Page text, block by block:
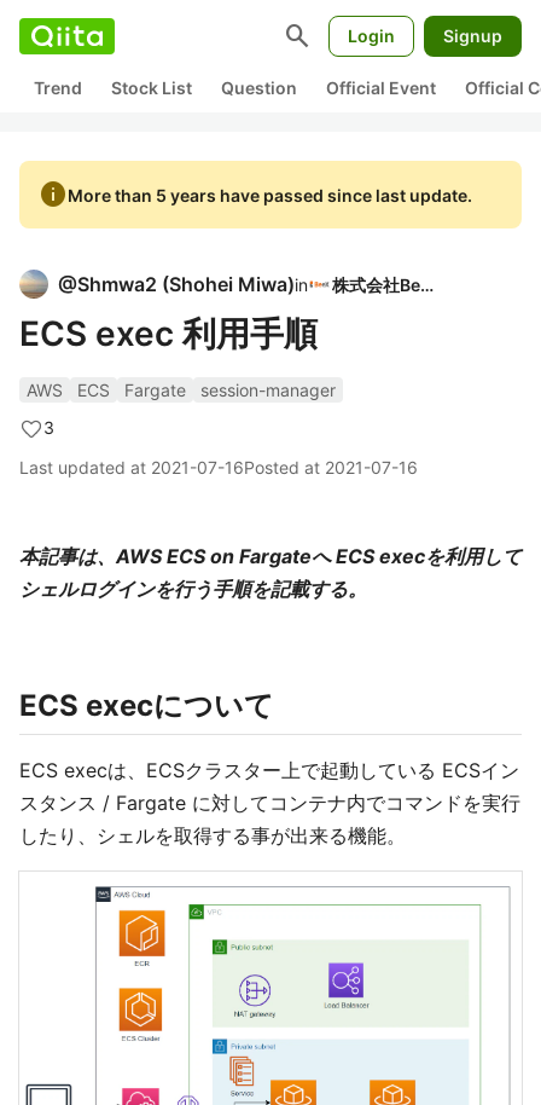
search Login Signup
Trend Stock List Question Official Event Official
infoMore than 5 years have passed since last update.
@Shmwa2 (Shohei Miwa)in 株式会社BeeX
ECS exec 利用手順
AWS ECS Fargate
session-manager
3
Last updated at 2021-07-16Posted at 2021-07-16
本記事は、AWS ECS on Fargateへ ECS execを利用して
シェルログインを行う手順を記載する。
ECS execについて
ECS execは、ECSクラスター上で起動している ECSイン
スタンス / Fargate に対してコンテナ内でコマンドを実行
したり、シェルを取得する事が出来る機能。